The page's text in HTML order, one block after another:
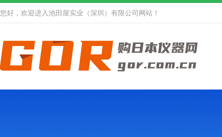
您好，欢迎进入池田屋实业（深圳）有限公司网站！